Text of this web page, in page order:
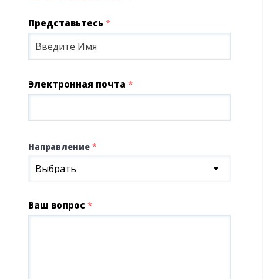
Представьтесь *
Электронная почта *
Направление *
Выбрать
Ваш вопрос *